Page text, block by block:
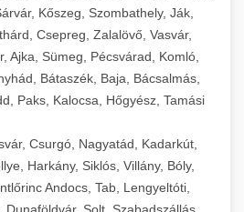
Kőszeg, Szombathely, Ják,
Csepreg, Zalalövő, Vasvár,
Ajka, Sümeg, Pécsvárad, Komló,
Bátaszék, Baja, Bácsalmás,
Paks, Kalocsa, Hőgyész, Tamási
Csurgó, Nagyatád, Kadarkút,
Harkány, Siklós, Villány, Bóly,
Andocs, Tab, Lengyeltóti,